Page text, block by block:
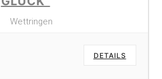
Wettringen
DETAILS